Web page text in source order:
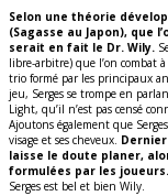
Selon une théorie
(Sagasse au Japon), que
serait en fait le Dr. Wily.
libre-arbitre) que l’on combat
trio formé par les principaux
jeu, Serges se trompe en
Light, qu’il n’est pas censé
Ajoutons également que
visage et ses cheveux.
laisse le doute planer,
formulées par les joueurs.
Serges est bel et bien Wily.